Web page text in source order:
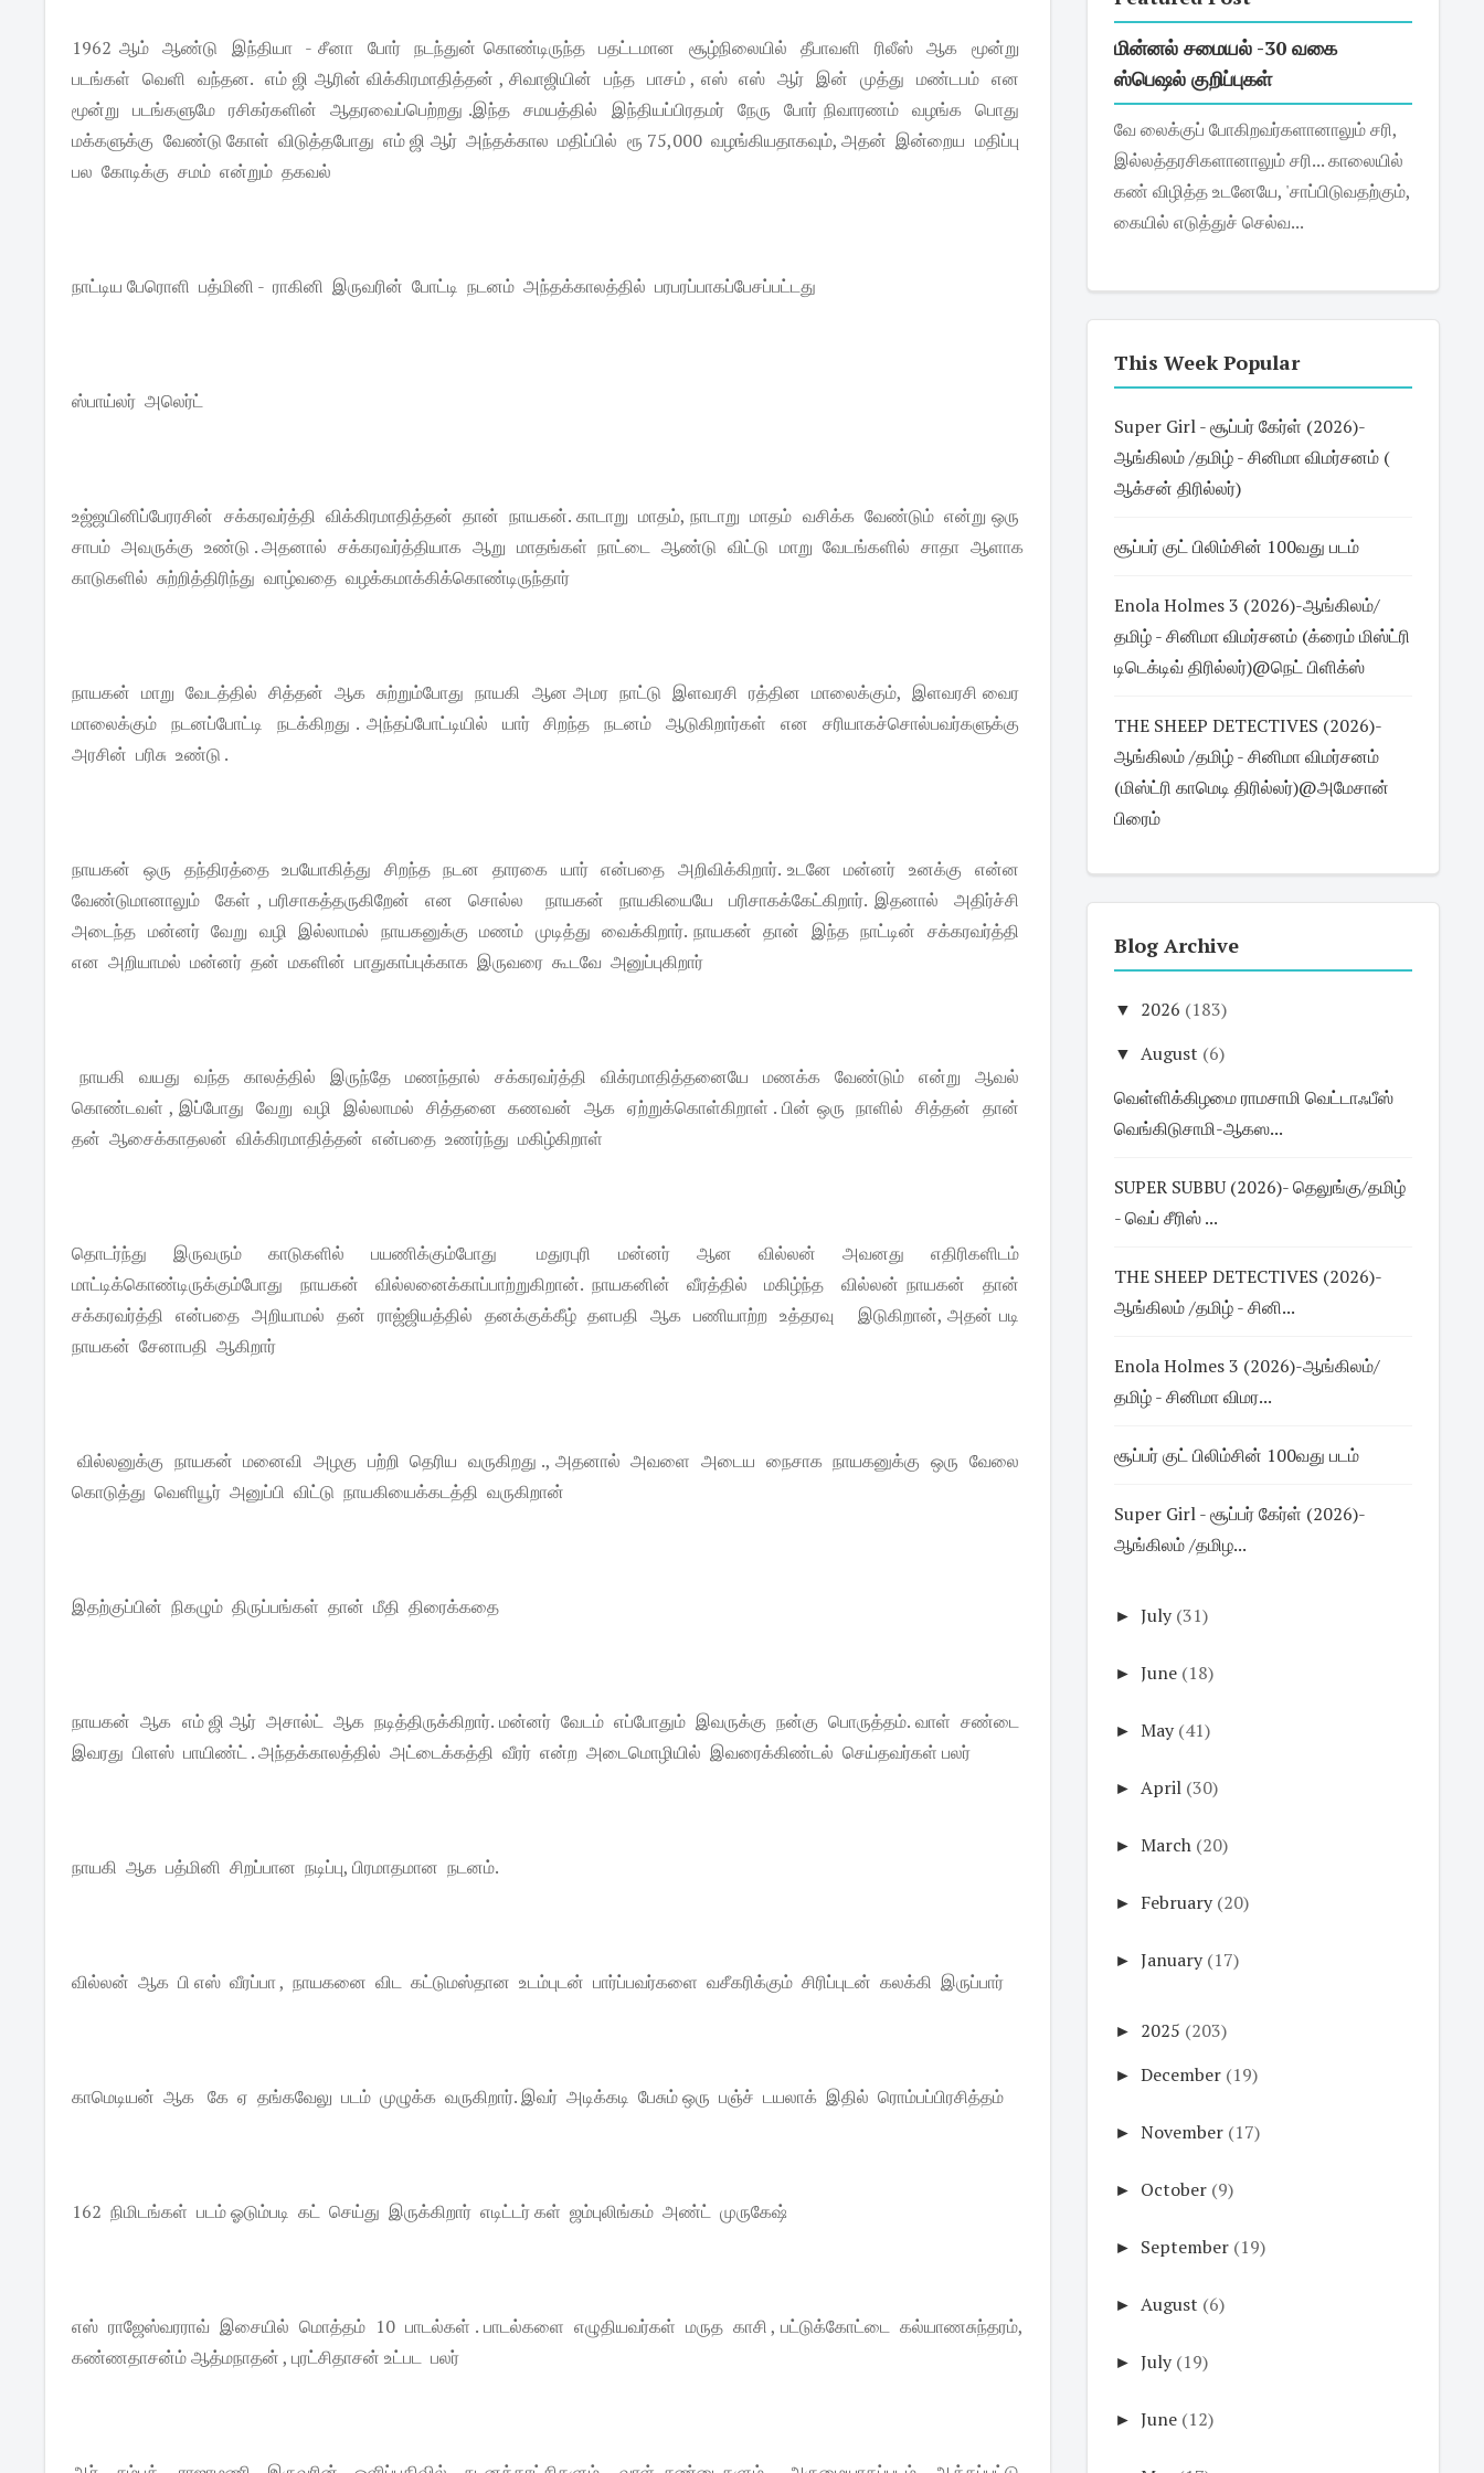
1962 ஆம் ஆண்டு இந்தியா - சீனா போர் நடந்துன் கொண்டிருந்த பதட்டமான சூழ்நிலையில் தீபாவளி ரிலீஸ் ஆக மூன்று
படங்கள் வெளி வந்தன. எம் ஜி ஆரின் விக்கிரமாதித்தன் , சிவாஜியின் பந்த பாசம் , எஸ் எஸ் ஆர் இன் முத்து மண்டபம் என
மூன்று படங்களுமே ரசிகர்களின் ஆதரவைப்பெற்றது .இந்த சமயத்தில் இந்தியப்பிரதமர் நேரு போர் நிவாரணம் வழங்க பொது
மக்களுக்கு வேண்டு கோள் விடுத்தபோது எம் ஜி ஆர் அந்தக்கால மதிப்பில் ரூ 75,000 வழங்கியதாகவும், அதன் இன்றைய மதிப்பு
பல கோடிக்கு சமம் என்றும் தகவல்
நாட்டிய பேரொளி பத்மினி - ராகினி இருவரின் போட்டி நடனம் அந்தக்காலத்தில் பரபரப்பாகப்பேசப்பட்டது
ஸ்பாய்லர் அலெர்ட்
உஜ்ஜயினிப்பேரரசின் சக்கரவர்த்தி விக்கிரமாதித்தன் தான் நாயகன். காடாறு மாதம், நாடாறு மாதம் வசிக்க வேண்டும் என்று ஒரு
சாபம் அவருக்கு உண்டு . அதனால் சக்கரவர்த்தியாக ஆறு மாதங்கள் நாட்டை ஆண்டு விட்டு மாறு வேடங்களில் சாதா ஆளாக
காடுகளில் சுற்றித்திரிந்து வாழ்வதை வழக்கமாக்கிக்கொண்டிருந்தார்
நாயகன் மாறு வேடத்தில் சித்தன் ஆக சுற்றும்போது நாயகி ஆன அமர நாட்டு இளவரசி ரத்தின மாலைக்கும், இளவரசி வைர
மாலைக்கும் நடனப்போட்டி நடக்கிறது . அந்தப்போட்டியில் யார் சிறந்த நடனம் ஆடுகிறார்கள் என சரியாகச்சொல்பவர்களுக்கு
அரசின் பரிசு உண்டு .
நாயகன் ஒரு தந்திரத்தை உபயோகித்து சிறந்த நடன தாரகை யார் என்பதை அறிவிக்கிறார். உடனே மன்னர் உனக்கு என்ன
வேண்டுமானாலும் கேள் , பரிசாகத்தருகிறேன் என சொல்ல நாயகன் நாயகியையே பரிசாகக்கேட்கிறார். இதனால் அதிர்ச்சி
அடைந்த மன்னர் வேறு வழி இல்லாமல் நாயகனுக்கு மணம் முடித்து வைக்கிறார். நாயகன் தான் இந்த நாட்டின் சக்கரவர்த்தி
என அறியாமல் மன்னர் தன் மகளின் பாதுகாப்புக்காக இருவரை கூடவே அனுப்புகிறார்
நாயகி வயது வந்த காலத்தில் இருந்தே மணந்தால் சக்கரவர்த்தி விக்ரமாதித்தனையே மணக்க வேண்டும் என்று ஆவல்
கொண்டவள் , இப்போது வேறு வழி இல்லாமல் சித்தனை கணவன் ஆக ஏற்றுக்கொள்கிறாள் . பின் ஒரு நாளில் சித்தன் தான்
தன் ஆசைக்காதலன் விக்கிரமாதித்தன் என்பதை உணர்ந்து மகிழ்கிறாள்
தொடர்ந்து இருவரும் காடுகளில் பயணிக்கும்போது மதுரபுரி மன்னர் ஆன வில்லன் அவனது எதிரிகளிடம்
மாட்டிக்கொண்டிருக்கும்போது நாயகன் வில்லனைக்காப்பாற்றுகிறான். நாயகனின் வீரத்தில் மகிழ்ந்த வில்லன் நாயகன் தான்
சக்கரவர்த்தி என்பதை அறியாமல் தன் ராஜ்ஜியத்தில் தனக்குக்கீழ் தளபதி ஆக பணியாற்ற உத்தரவு இடுகிறான், அதன் படி
நாயகன் சேனாபதி ஆகிறார்
வில்லனுக்கு நாயகன் மனைவி அழகு பற்றி தெரிய வருகிறது ., அதனால் அவளை அடைய நைசாக நாயகனுக்கு ஒரு வேலை
கொடுத்து வெளியூர் அனுப்பி விட்டு நாயகியைக்கடத்தி வருகிறான்
இதற்குப்பின் நிகழும் திருப்பங்கள் தான் மீதி திரைக்கதை
நாயகன் ஆக எம் ஜி ஆர் அசால்ட் ஆக நடித்திருக்கிறார். மன்னர் வேடம் எப்போதும் இவருக்கு நன்கு பொருத்தம். வாள் சண்டை
இவரது பிளஸ் பாயிண்ட் . அந்தக்காலத்தில் அட்டைக்கத்தி வீரர் என்ற அடைமொழியில் இவரைக்கிண்டல் செய்தவர்கள் பலர்
நாயகி ஆக பத்மினி சிறப்பான நடிப்பு, பிரமாதமான நடனம்.
வில்லன் ஆக பி எஸ் வீரப்பா , நாயகனை விட கட்டுமஸ்தான உடம்புடன் பார்ப்பவர்களை வசீகரிக்கும் சிரிப்புடன் கலக்கி இருப்பார்
காமெடியன் ஆக கே ஏ தங்கவேலு படம் முழுக்க வருகிறார். இவர் அடிக்கடி பேசும் ஒரு பஞ்ச் டயலாக் இதில் ரொம்பப்பிரசித்தம்
162 நிமிடங்கள் படம் ஓடும்படி கட் செய்து இருக்கிறார் எடிட்டர் கள் ஜம்புலிங்கம் அண்ட் முருகேஷ்
எஸ் ராஜேஸ்வரராவ் இசையில் மொத்தம் 10 பாடல்கள் . பாடல்களை எழுதியவர்கள் மருத காசி , பட்டுக்கோட்டை கல்யாணசுந்தரம்,
கண்ணதாசன்ம் ஆத்மநாதன் , புரட்சிதாசன் உட்பட பலர்
மின்னல் சமையல் -30 வகை
ஸ்பெஷல் குறிப்புகள்
வே லைக்குப் போகிறவர்களானாலும் சரி,
இல்லத்தரசிகளானாலும் சரி... காலையில்
கண் விழித்த உடனேயே, 'சாப்பிடுவதற்கும்,
கையில் எடுத்துச் செல்வ...
This Week Popular
Super Girl - சூப்பர் கேர்ள் (2026)-
ஆங்கிலம் /தமிழ் - சினிமா விமர்சனம் (
ஆக்சன் திரில்லர்)
சூப்பர் குட் பிலிம்சின் 100வது படம்
Enola Holmes 3 (2026)-ஆங்கிலம்/
தமிழ் - சினிமா விமர்சனம் (க்ரைம் மிஸ்ட்ரி
டிடெக்டிவ் திரில்லர்)@நெட் பிளிக்ஸ்
THE SHEEP DETECTIVES (2026)-
ஆங்கிலம் /தமிழ் - சினிமா விமர்சனம்
(மிஸ்ட்ரி காமெடி திரில்லர்)@அமேசான்
பிரைம்
Blog Archive
▼ 2026 (183)
▼ August (6)
வெள்ளிக்கிழமை ராமசாமி வெட்டாஃபீஸ்
வெங்கிடுசாமி-ஆகஸ...
SUPER SUBBU (2026)- தெலுங்கு/தமிழ்
- வெப் சீரிஸ் ...
THE SHEEP DETECTIVES (2026)-
ஆங்கிலம் /தமிழ் - சினி...
Enola Holmes 3 (2026)-ஆங்கிலம்/
தமிழ் - சினிமா விமர...
சூப்பர் குட் பிலிம்சின் 100வது படம்
Super Girl - சூப்பர் கேர்ள் (2026)-
ஆங்கிலம் /தமிழ...
► July (31)
► June (18)
► May (41)
► April (30)
► March (20)
► February (20)
► January (17)
► 2025 (203)
► December (19)
► November (17)
► October (9)
► September (19)
► August (6)
► July (19)
► June (12)